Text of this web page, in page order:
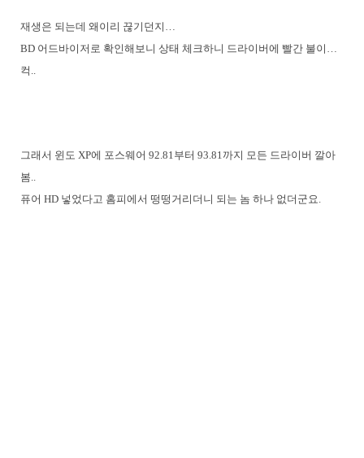
재생은 되는데 왜이리 끊기던지…
BD 어드바이저로 확인해보니 상태 체크하니 드라이버에 빨간 불이…
컥..
그래서 윈도 XP에 포스웨어 92.81부터 93.81까지 모든 드라이버 깔아
봄..
퓨어 HD 넣었다고 홈피에서 떵떵거리더니 되는 놈 하나 없더군요.